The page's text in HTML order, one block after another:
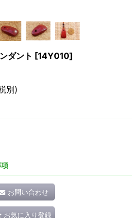
ダント [14Y010]
別)
項
お問い合わせ
お気に入り登録